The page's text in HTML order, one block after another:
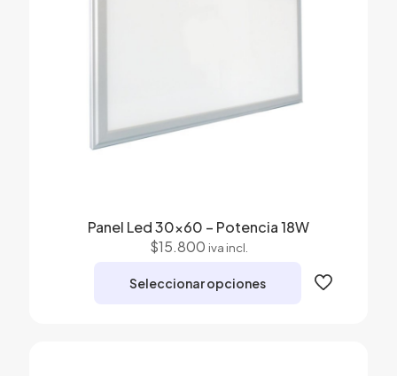
Panel Led 30×60 – Potencia 18W
$15.800 iva incl.
Seleccionar opciones